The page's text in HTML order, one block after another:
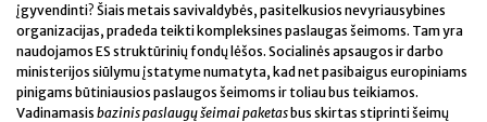
įgyvendinti? Šiais metais savivaldybės, pasitelkusios nevyriausybines
organizacijas, pradeda teikti kompleksines paslaugas šeimoms. Tam yra
naudojamos ES struktūrinių fondų lėšos. Socialinės apsaugos ir darbo
ministerijos siūlymu įstatyme numatyta, kad net pasibaigus europiniams
pinigams būtiniausios paslaugos šeimoms ir toliau bus teikiamos.
Vadinamasis bazinis paslaugų šeimai paketasbus skirtas stiprinti šeimų